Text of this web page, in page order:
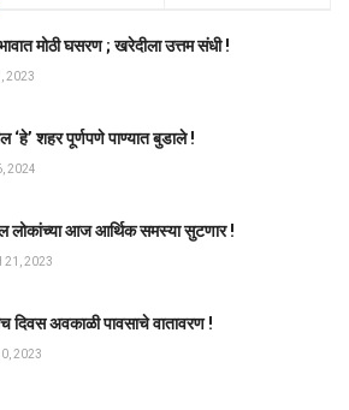
भावात मोठी घसरण ; खरेदीला उत्तम संधी !
2023
‘हे’ शहर पूर्णपणे पाण्यात बुडाले !
2024
लोकांच्या आज आर्थिक समस्या सुटणार !
21, 2023
दिवस अवकाळी पावसाचे वातावरण !
2023